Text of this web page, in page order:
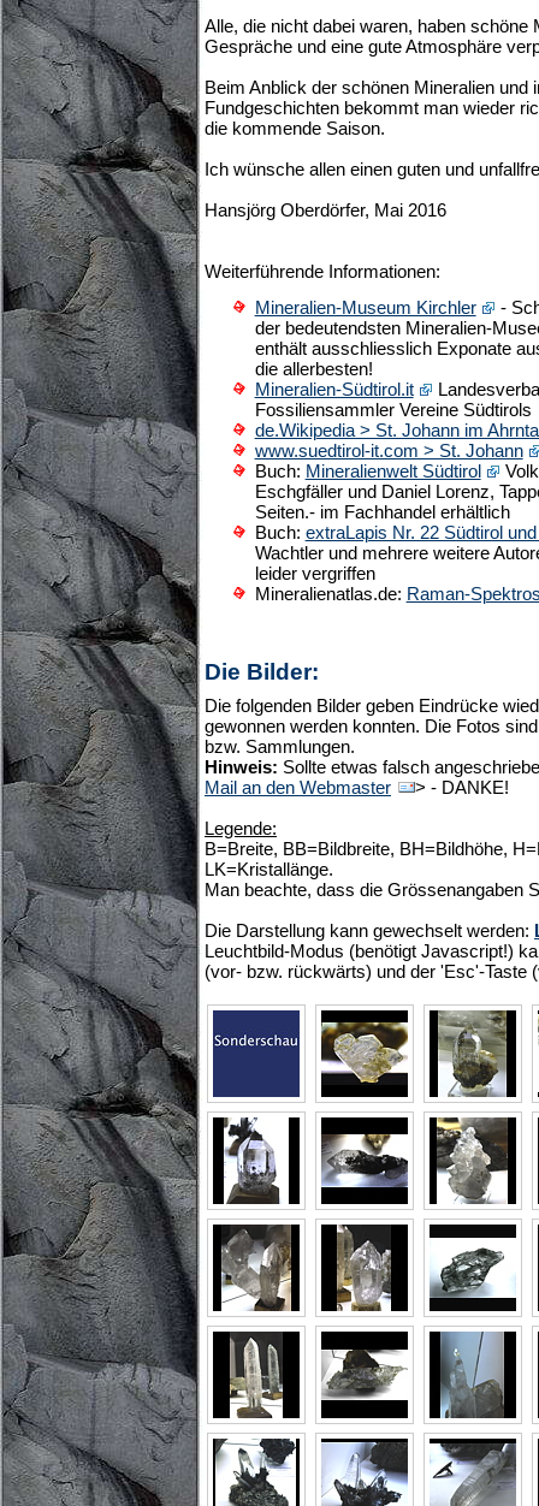
Alle, die nicht dabei waren, haben schöne
Gespräche und eine gute Atmosphäre
Beim Anblick der schönen Mineralien und
Fundgeschichten bekommt man wieder
die kommende Saison.
Ich wünsche allen einen guten und
Hansjörg Oberdörfer, Mai 2016
Weiterführende Informationen:
Mineralien-Museum Kirchler
-
der bedeutendsten Mineralien-
enthält ausschliesslich Exponate
die allerbesten!
Mineralien-Südtirol.it
Fossiliensammler Vereine Südtirols
de.Wikipedia > St. Johann im
www.suedtirol-it.com > St. Johann
Buch: Mineralienwelt Südtirol
Eschgfäller und Daniel Lorenz,
Seiten.- im Fachhandel erhältlich
Buch: extraLapis Nr. 22 Südtirol
Wachtler und mehrere weitere
leider vergriffen
Mineralienatlas.de: Raman-
Die Bilder:
Die folgenden Bilder geben Eindrücke
gewonnen werden konnten. Die Fotos
bzw. Sammlungen.
Hinweis: Sollte etwas falsch
Mail an den Webmaster
> - DANKE!
Legende:
B=Breite, BB=Bildbreite, BH=Bildhöhe,
LK=Kristallänge.
Man beachte, dass die Grössenangaben
Die Darstellung kann gewechselt werden:
Leuchtbild-Modus (benötigt Javascript!)
(vor- bzw. rückwärts) und der 'Esc'-Taste